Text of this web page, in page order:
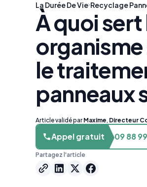
La Durée De Vie Recyclage
À quoi
organisme
le
panneaux
Article validé par Maxime, Directeur
Appel gratuit 09 88
Partagez l'article